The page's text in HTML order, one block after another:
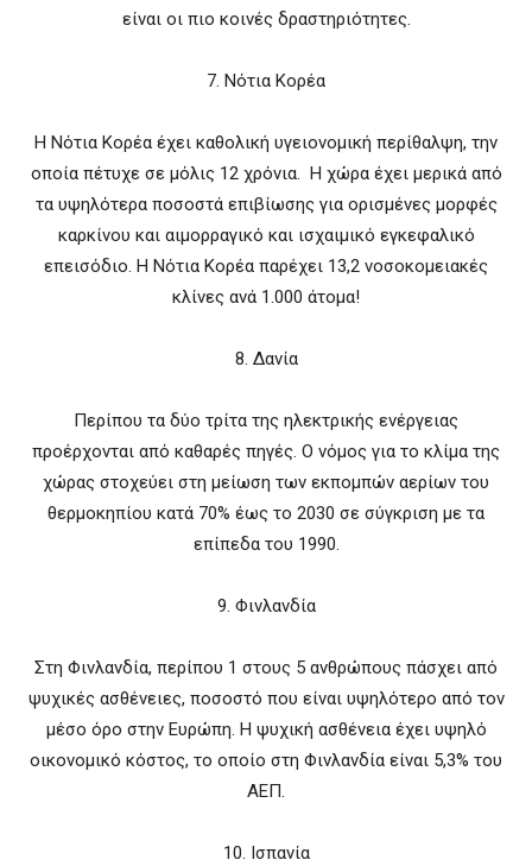
είναι οι πιο κοινές δραστηριότητες.
7. Νότια Κορέα
Η Νότια Κορέα έχει καθολική υγειονομική περίθαλψη, την
οποία πέτυχε σε μόλις 12 χρόνια. Η χώρα έχει μερικά από
τα υψηλότερα ποσοστά επιβίωσης για ορισμένες μορφές
καρκίνου και αιμορραγικό και ισχαιμικό εγκεφαλικό
επεισόδιο. Η Νότια Κορέα παρέχει 13,2 νοσοκομειακές
κλίνες ανά 1.000 άτομα!
8. Δανία
Περίπου τα δύο τρίτα της ηλεκτρικής ενέργειας
προέρχονται από καθαρές πηγές. Ο νόμος για το κλίμα της
χώρας στοχεύει στη μείωση των εκπομπών αερίων του
θερμοκηπίου κατά 70% έως το 2030 σε σύγκριση με τα
επίπεδα του 1990.
9. Φινλανδία
Στη Φινλανδία, περίπου 1 στους 5 ανθρώπους πάσχει από
ψυχικές ασθένειες, ποσοστό που είναι υψηλότερο από τον
μέσο όρο στην Ευρώπη. Η ψυχική ασθένεια έχει υψηλό
οικονομικό κόστος, το οποίο στη Φινλανδία είναι 5,3% του
ΑΕΠ.
10. Ισπανία